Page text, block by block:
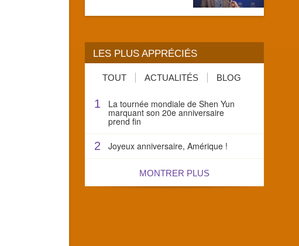
LES PLUS APPRÉCIÉS
TOUT ACTUALITÉS BLOG
1 La tournée mondiale de Shen Yun
marquant son 20e anniversaire
prend fin
2 Joyeux anniversaire, Amérique !
MONTRER PLUS